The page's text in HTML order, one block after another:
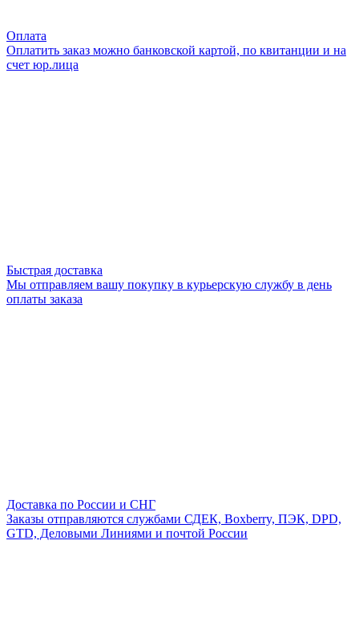
Оплата
Оплатить заказ можно банковской картой, по квитанции и на
счет юр.лица
Быстрая доставка
Мы отправляем вашу покупку в курьерскую службу в день
оплаты заказа
Доставка по России и СНГ
Заказы отправляются службами СДЕК, Boxberry, ПЭК, DPD,
GTD, Деловыми Линиями и почтой России